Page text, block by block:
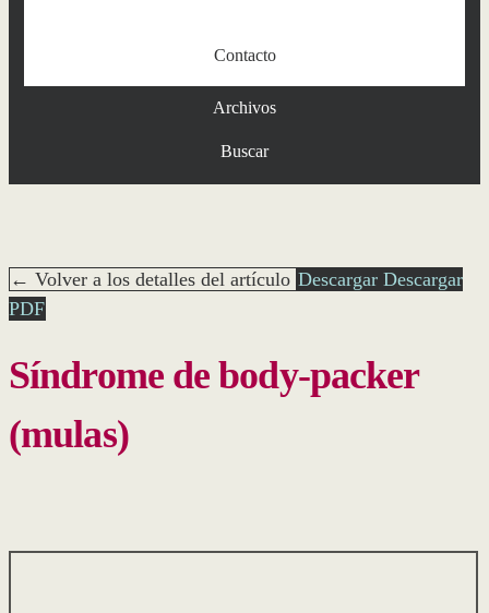
Contacto
Archivos
Buscar
← Volver a los detalles del artículo Descargar Descargar
PDF
Síndrome de body-packer
(mulas)